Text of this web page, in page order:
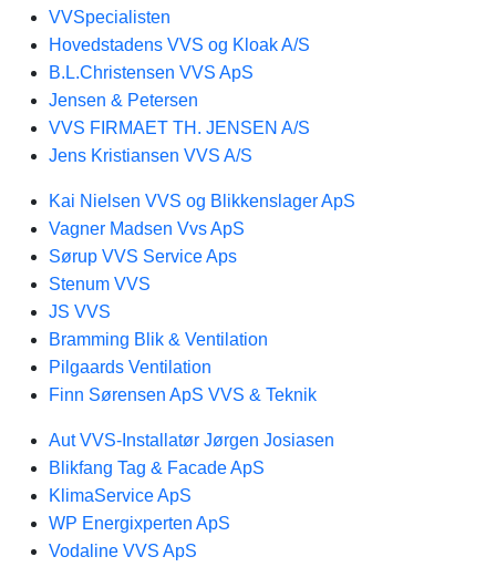
VVSpecialisten
Hovedstadens VVS og Kloak A/S
B.L.Christensen VVS ApS
Jensen & Petersen​
VVS FIRMAET TH. JENSEN A/S
Jens Kristiansen VVS A/S
Kai Nielsen VVS og Blikkenslager ApS
Vagner Madsen Vvs ApS
Sørup VVS Service Aps
Stenum VVS
JS VVS
Bramming Blik & Ventilation
Pilgaards Ventilation
Finn Sørensen ApS VVS & Teknik
Aut VVS-Installatør Jørgen Josiasen
Blikfang Tag & Facade ApS
KlimaService ApS
WP Energixperten ApS
Vodaline VVS ApS